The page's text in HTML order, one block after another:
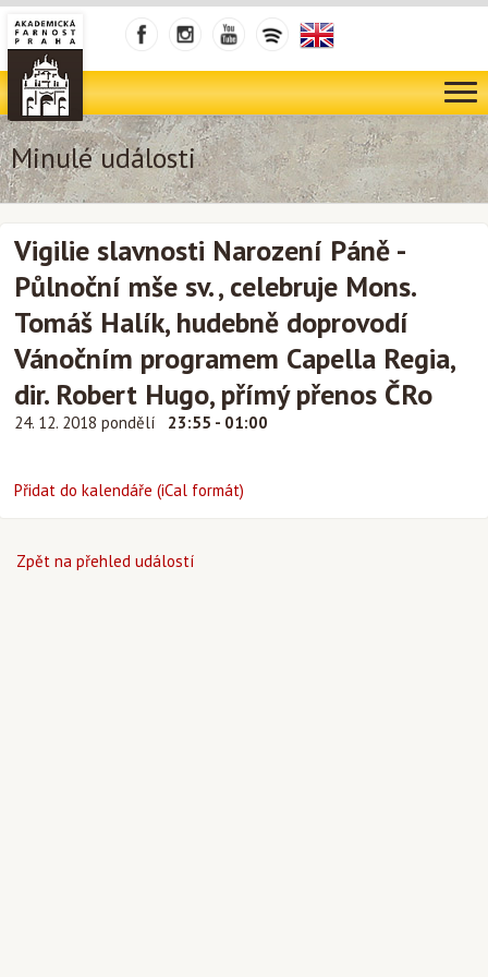
Minulé události
Vigilie slavnosti Narození Páně -
Půlnoční mše sv. , celebruje Mons.
Tomáš Halík, hudebně doprovodí
Vánočním programem Capella Regia,
dir. Robert Hugo, přímý přenos ČRo
24. 12. 2018 pondělí 23:55 - 01:00
Přidat do kalendáře (iCal formát)
Zpět na přehled událostí